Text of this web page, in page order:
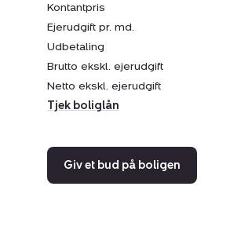
Kontantpris
Ejerudgift pr. md.
Udbetaling
Brutto ekskl. ejerudgift
Netto ekskl. ejerudgift
Tjek boliglån
Giv et bud på boligen